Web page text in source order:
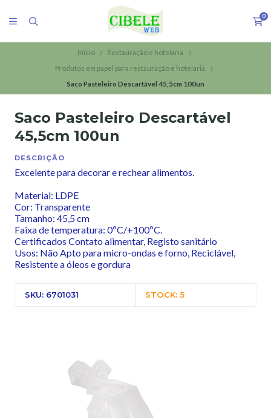
0
Início
Restauração e hotelaria
Produtos em papel para restauração e hotelaria
Saco Pasteleiro Descartável 45,5cm 100un
Saco Pasteleiro Descartável
45,5cm 100un
DESCRIÇÃO
Excelente para decorar e rechear alimentos.
Material: LDPE
Cor: Transparente
Tamanho: 45,5 cm
Faixa de temperatura: 0ºC/+100ºC.
Certificados Contato alimentar, Registo sanitário
Usos: Não Apto para micro-ondas e forno, Reciclável,
Resistente a óleos e gordura
SKU: 6701031 STOCK: 5